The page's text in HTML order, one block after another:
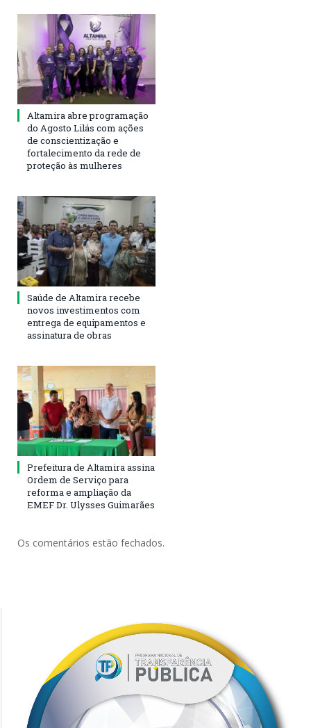
Altamira abre programação
do Agosto Lilás com ações
de conscientização e
fortalecimento da rede de
proteção às mulheres
Saúde de Altamira recebe
novos investimentos com
entrega de equipamentos e
assinatura de obras
Prefeitura de Altamira assina
Ordem de Serviço para
reforma e ampliação da
EMEF Dr. Ulysses Guimarães
Os comentários estão fechados.